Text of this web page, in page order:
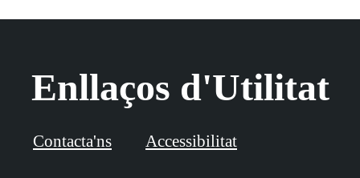
Enllaços d'Utilitat
Contacta'ns Accessibilitat